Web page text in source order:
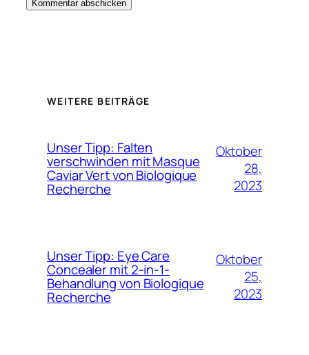
WEITERE BEITRÄGE
Unser Tipp: Falten
verschwinden mit Masque
Caviar Vert von Biologique
Recherche
Oktober
28,
2023
Unser Tipp: Eye Care
Concealer mit 2-in-1-
Behandlung von Biologique
Recherche
Oktober
25,
2023